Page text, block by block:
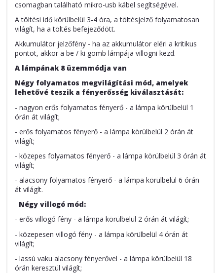
csomagban található mikro-usb kábel segítségével.
A töltési idő körülbelül 3-4 óra, a töltésjelző folyamatosan
világít, ha a töltés befejeződött.
Akkumulátor jelzőfény - ha az akkumulátor eléri a kritikus
pontot, akkor a be / ki gomb lámpája villogni kezd.
A lámpának 8 üzemmódja van
Négy folyamatos megvilágítási mód, amelyek
lehetővé teszik a fényerősség kiválasztását:
- nagyon erős folyamatos fényerő - a lámpa körülbelül 1
órán át világít;
- erős folyamatos fényerő - a lámpa körülbelül 2 órán át
világít;
- közepes folyamatos fényerő - a lámpa körülbelül 3 órán át
világít;
- alacsony folyamatos fényerő - a lámpa körülbelül 6 órán
át világít.
Négy villogó mód:
- erős villogó fény - a lámpa körülbelül 2 órán át világít;
- közepesen villogó fény - a lámpa körülbelül 4 órán át
világít;
- lassú vaku alacsony fényerővel - a lámpa körülbelül 18
órán keresztül világít;